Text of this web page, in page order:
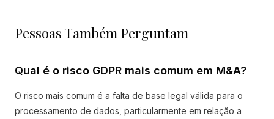
Pessoas Também Perguntam
Qual é o risco GDPR mais comum em M&A?
O risco mais comum é a falta de base legal válida para o
processamento de dados, particularmente em relação a